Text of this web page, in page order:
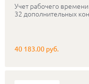
Учет рабочего
32 дополнительных
40 183.00 руб.